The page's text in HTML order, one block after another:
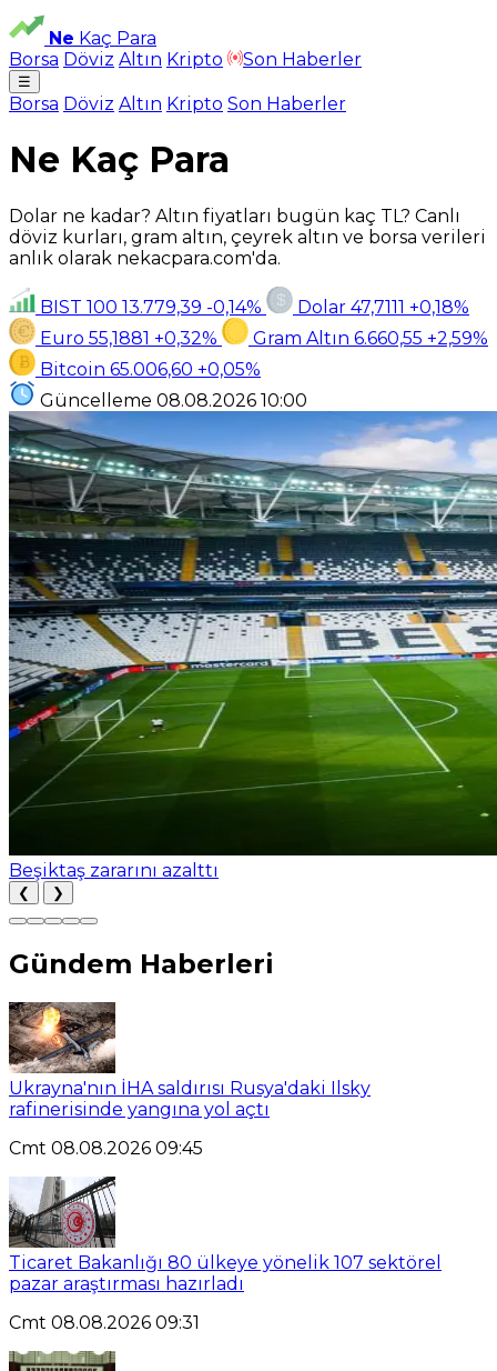
Ne Kaç Para
Borsa Döviz Altın Kripto Son Haberler
☰
Borsa Döviz Altın Kripto Son Haberler
Ne Kaç Para
Dolar ne kadar? Altın fiyatları bugün kaç TL? Canlı
döviz kurları, gram altın, çeyrek altın ve borsa verileri
anlık olarak nekacpara.com'da.
BIST 100 13.779,39 -0,14% Dolar 47,7111 +0,18%
Euro 55,1881 +0,32% Gram Altın 6.660,55 +2,59%
Bitcoin 65.006,60 +0,05%
Güncelleme 08.08.2026 10:00
Beşiktaş zararını azalttı
❮ ❯
Gündem Haberleri
Ukrayna'nın İHA saldırısı Rusya'daki Ilsky
rafinerisinde yangına yol açtı
Cmt 08.08.2026 09:45
Ticaret Bakanlığı 80 ülkeye yönelik 107 sektörel
pazar araştırması hazırladı
Cmt 08.08.2026 09:31